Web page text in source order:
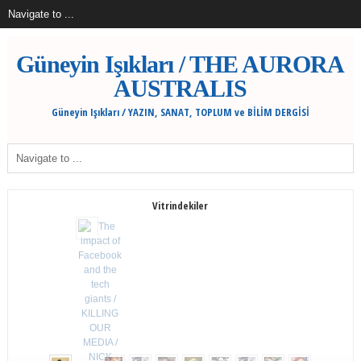
Güneyin Işıkları / THE AURORA
AUSTRALIS
Güneyin Işıkları / YAZIN, SANAT, TOPLUM ve BİLİM DERGİSİ
Vitrindekiler